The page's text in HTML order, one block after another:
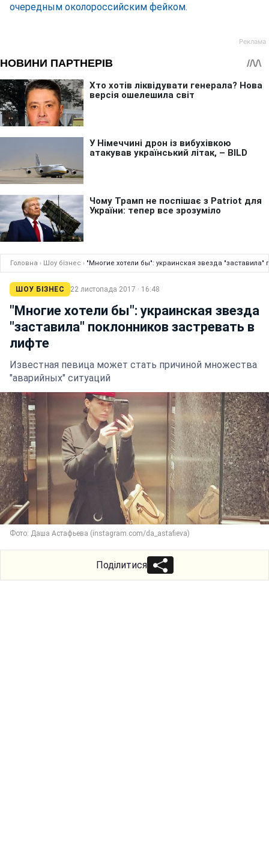
очередным околороссийским фейком.
Головна › Шоу бізнес › "Многие хотели бы": украинская звезда "заставила"
ШОУ БІЗНЕС 22 листопада 2017 · 16:48
"Многие хотели бы": украинская звезда
"заставила" поклонников застревать в
лифте
Известная певица может стать причиной множества
"аварийных" ситуаций
Фото: Даша Астафьева (instagram.com/da_astafieva)
Поділитися